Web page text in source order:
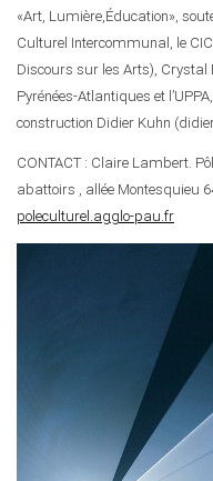
«Art, Lumière,Éducation»,
Culturel Intercommunal, le
Discours sur les Arts), Crystal
Pyrénées-Atlantiques et
construction Didier Kuhn
CONTACT : Claire Lambert.
abattoirs , allée Montesquieu
poleculturel.agglo-pau.fr